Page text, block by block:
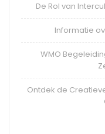
De Rol van
Informatie
WMO
Ontdek de